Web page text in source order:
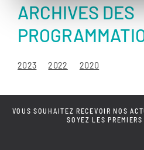
ARCHIVES DES
2023 2022 2020
VOUS SOUHAITEZ RECEVOIR NOS
SOYEZ LES